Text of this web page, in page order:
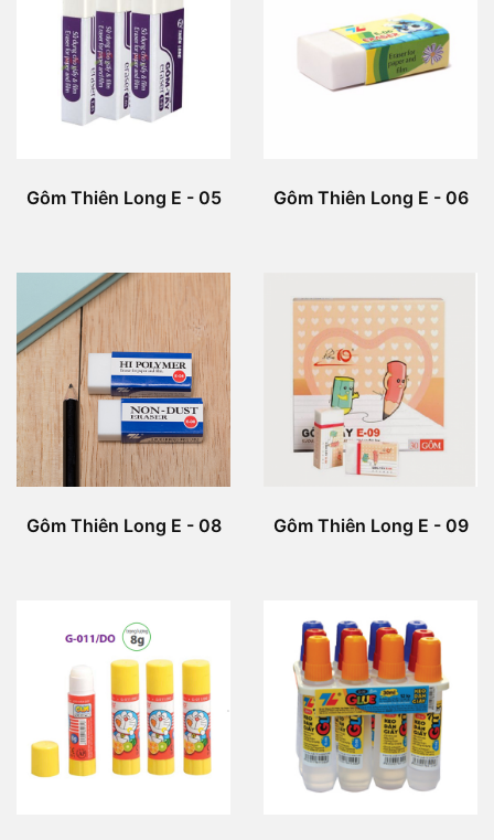
Gôm Thiên Long E - 05 Gôm Thiên Long E - 06
Gôm Thiên Long E - 08 Gôm Thiên Long E - 09